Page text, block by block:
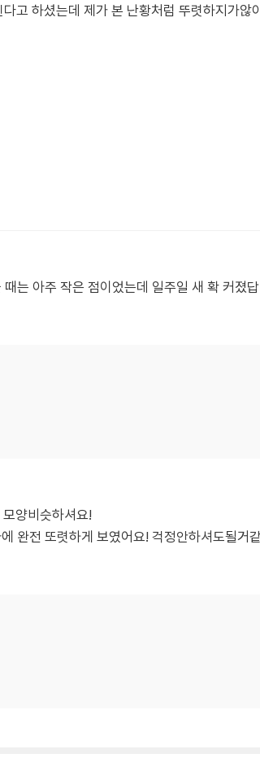
고 하셨는데 제가 본 난황처럼 뚜렷하지가않
는 아주 작은 점이었는데 일주일 새 확 커졌
양비슷하셔요!
완전 또렷하게 보였어요! 걱정안하셔도될거